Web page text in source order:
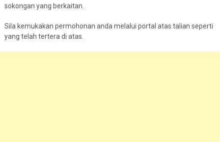
sokongan yang berkaitan.
Sila kemukakan permohonan anda melalui portal atas talian seperti
yang telah tertera di atas.